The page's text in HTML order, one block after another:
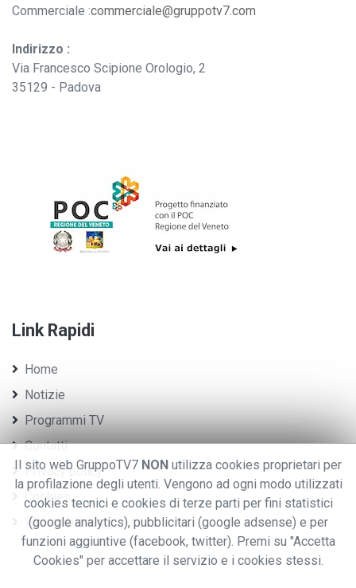
Commerciale :commerciale@gruppotv7.com
Indirizzo :
Via Francesco Scipione Orologio, 2
35129 - Padova
Link Rapidi
Home
Notizie
Programmi TV
Contatti
Privacy policy
Cookies
Whistleblowing
Il sito web GruppoTV7 NON utilizza cookies proprietari per
la profilazione degli utenti. Vengono ad ogni modo utilizzati
cookies tecnici e cookies di terze parti per fini statistici
(google analytics), pubblicitari (google adsense) e per
funzioni aggiuntive (facebook, twitter). Premi su "Accetta
Cookies" per accettare il servizio e i cookies stessi.